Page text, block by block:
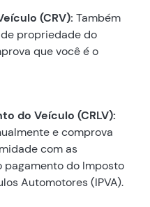
(CRV): Também
propriedade do
que você é o
do Veículo (CRLV):
e comprova
com as
pagamento do Imposto
Automotores (IPVA).